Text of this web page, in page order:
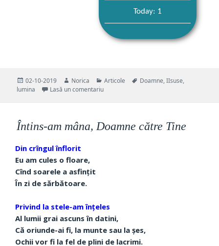
Today: 1
Publicat
pe
02-10-2019 Autor
Norica Categorii
Articole Etichete
Doamne,IIsuse,
lumina
Lasă un comentariula Cu gândul la Dumnezeu
Întins-am mâna, Doamne către Tine
Din crîngul înflorit
Eu am cules o floare,
Cînd soarele a asfințit
În zi de sărbătoare.
Privind la stele-am înțeles
Al lumii grai ascuns în datini,
Că oriunde-ai fi, la munte sau la șes,
Ochii vor fi la fel de plini de lacrimi.